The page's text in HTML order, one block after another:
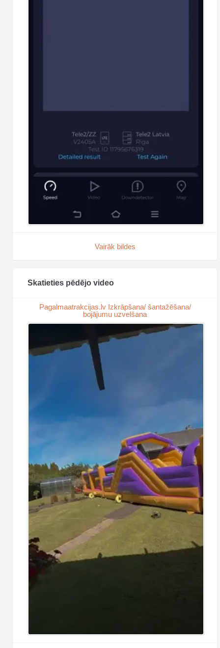
Vairāk bildes
Skatieties pēdējo video
Pagalmaatrakcijas.lv Izkrāpšana/ šantažēšana/
bojājumu uzvelšana